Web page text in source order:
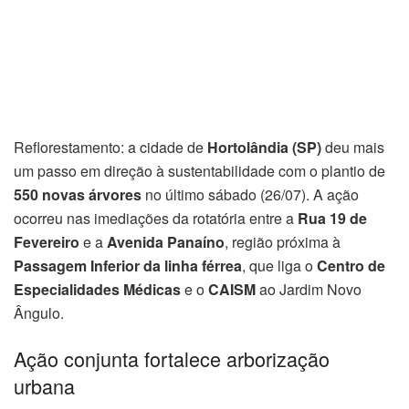
Reflorestamento: a cidade de Hortolândia (SP)deu mais
um passo em direção à sustentabilidade com o plantio de
550 novas árvores no último sábado (26/07). A ação
ocorreu nas imediações da rotatória entre a Rua 19 de
Fevereiro e aAvenida Panaíno, região próxima à
Passagem Inferior da linha férrea, que liga oCentro de
Especialidades Médicase oCAISMao Jardim Novo
Ângulo.
Ação conjunta fortalece arborização
urbana